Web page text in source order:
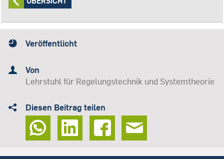
Veröffentlicht
Von
Lehrstuhl für Regelungstechnik und Systemtheorie
Diesen Beitrag teilen